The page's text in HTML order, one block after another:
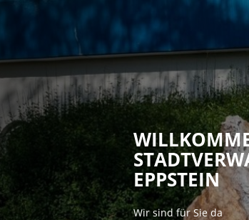
EPPSTEIN
Wir sind für Sie da